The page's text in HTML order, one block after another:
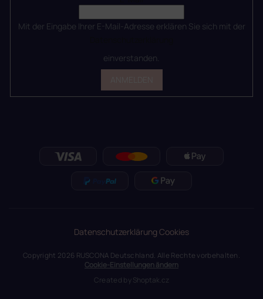
Mit der Eingabe Ihrer E-Mail-Adresse erklären Sie sich mit der
einverstanden.
DatenschutzerklärungCookies
Copyright 2026 RUSCONA Deutschland. Alle Rechte vorbehalten.
Cookie-Einstellungen ändern
Created byShoptak.cz